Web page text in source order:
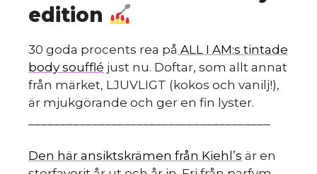
edition
30 goda procents rea på ALL I AM:s tintade
body soufflé just nu. Doftar, som allt annat
från märket, LJUVLIGT (kokos och vanilj!),
är mjukgörande och ger en fin lyster.
Den här ansiktskrämen från Kiehl’s är en